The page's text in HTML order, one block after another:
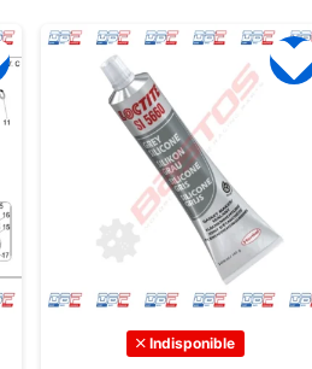
Indisponible